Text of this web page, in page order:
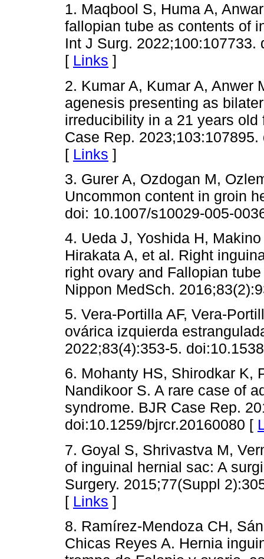
1. Maqbool S, Huma A,
fallopian tube as contents of
Int J Surg.
[ Links ]
2. Kumar A, Kumar A, Anwer
agenesis presenting as
irreducibility in a 21 years
Case Rep.
[ Links ]
3. Gurer A, Ozdogan M,
Uncommon content in groin
doi: 10.1007/s10029-005-
4. Ueda J, Yoshida H,
Hirakata A, et al. Right
right ovary and Fallopian
Nippon MedSch.
5. Vera-Portilla AF, Vera-
ovárica izquierda
2022;83(4):353-5.
6. Mohanty HS, Shirodkar K,
Nandikoor S. A rare case of
syndrome. BJR Case Rep.
doi:10.1259/bjrcr.20160080 [
7. Goyal S, Shrivastva M,
of inguinal hernial sac: A
Surgery. 2015;77(Suppl
[ Links ]
8. Ramírez-Mendoza CH,
Chicas Reyes A. Hernia